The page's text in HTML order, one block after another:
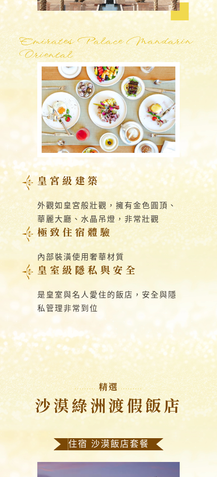
Emirates Palace Mandarin
Oriental
皇宮級建築
外觀如皇宮般壯觀，擁有金色圓頂、
華麗大廳、水晶吊燈，非常壯觀
極致住宿體驗
內部裝潢使用奢華材質
皇室級隱私與安全
是皇室與名人愛住的飯店，安全與隱
私管理非常到位
精選
沙漠綠洲渡假飯店
住宿 沙漠飯店套餐